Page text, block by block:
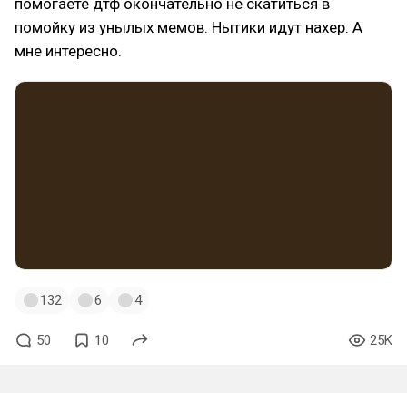
помогаете дтф окончательно не скатиться в
помойку из унылых мемов. Нытики идут нахер. А
мне интересно.
132 6 4
50 10 25K